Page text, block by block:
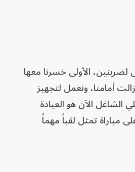
الأولى خسرنا معها
أمامنا، ونعمل لتجهيز
الشاغل الآن هو العيادة
5 أيام على مباراة تمثل لقباً مهماً